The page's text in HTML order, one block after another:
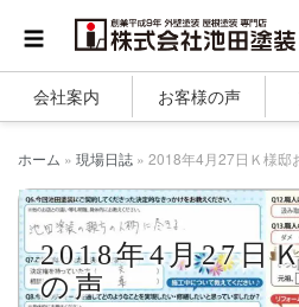
会社案内 お客様の声
ホーム » 現場日誌 » 2018年4月27日Ｋ様邸
2018年4月27日
の声